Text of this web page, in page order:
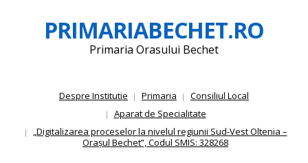
to
content
PRIMARIABECHET.RO
Primaria Orasului Bechet
Despre Institutie Primaria
Consiliul Local
Aparat de Specialitate
„Digitalizarea proceselor la nivelul regiunii Sud-Vest Oltenia –
Orașul Bechet”, Codul SMIS: 328268